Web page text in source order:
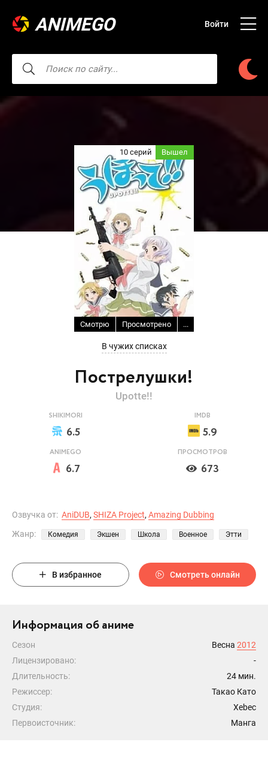
ANIMEGO Войти
Пострелушки!
10 серий Вышел
Смотрю Просмотрено ...
В чужих списках
Upotte!!
SHIKIMORI
6.5
IMDB
5.9
ANIMEGO
6.7
ПРОСМОТРОВ
673
Озвучка от: AniDUB, SHIZA Project, Amazing Dubbing
Жанр:
Комедия Экшен Школа Военное Этти
В избранное Смотреть онлайн
Информация об аниме
Сезон Весна 2012
Лицензировано:
-
Длительность:
24 мин.
Режиссер:
Такао Като
Студия:
Xebec
Первоисточник:
Манга